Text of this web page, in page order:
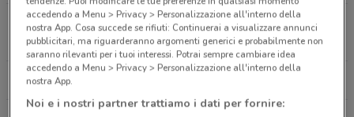
Via Orefici 15 Milano
27.8 km
CHIUSO
accedendo a Menu > Privacy > Personalizzazione all'interno della
nostra App. Cosa succede se rifiuti: Continuerai a visualizzare annunci
pubblicitari, ma riguarderanno argomenti generici e probabilmente non
saranno rilevanti per i tuoi interessi. Potrai sempre cambiare idea
accedendo a Menu > Privacy > Personalizzazione all'interno della
nostra App.
Noi e i nostri partner trattiamo i dati per fornire: